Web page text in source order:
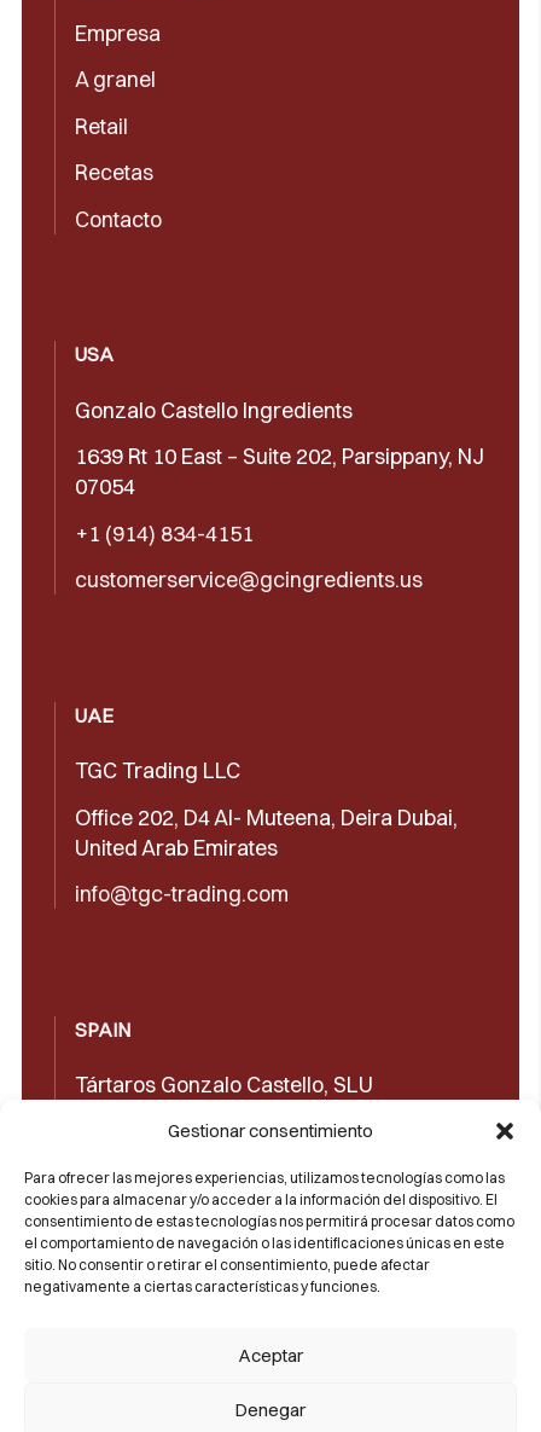
Gestionar consentimiento
Para ofrecer las mejores experiencias, utilizamos tecnologías como las
cookies para almacenar y/o acceder a la información del dispositivo. El
consentimiento de estas tecnologías nos permitirá procesar datos como
el comportamiento de navegación o las identificaciones únicas en este
sitio. No consentir o retirar el consentimiento, puede afectar
negativamente a ciertas características y funciones.
Aceptar
Denegar
Empresa
A granel
Retail
Recetas
Contacto
USA
Gonzalo Castello Ingredients
1639 Rt 10 East – Suite 202, Parsippany, NJ
07054
+1 (914) 834-4151
customerservice@gcingredients.us
UAE
TGC Trading LLC
Office 202, D4 Al- Muteena, Deira Dubai,
United Arab Emirates
info@tgc-trading.com
SPAIN
Tártaros Gonzalo Castello, SLU
Concepción Arenal, 32 03660 Novelda
+34965602489
+34965606350
sales@castello1907.com